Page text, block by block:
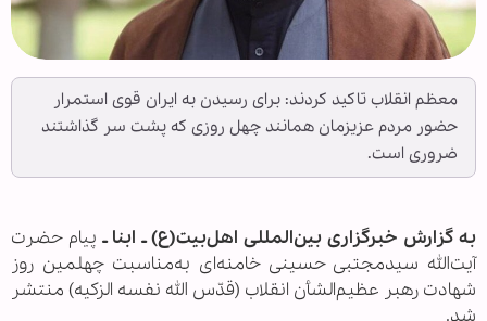
معظم انقلاب تاکید کردند: برای رسیدن به ایران قوی استمرار
حضور مردم عزیزمان همانند چهل روزی که پشت سر گذاشتند
ضروری است.
به گزارش خبرگزاری بین‌المللی اهل‌بیت(ع) ـ ابنا ـ پیام حضرت
آیت‌الله سیدمجتبی حسینی خامنه‌ای به‌مناسبت چهلمین روز
شهادت رهبر عظیم‌الشأن انقلاب (قدّس الله نفسه الزکیه) منتشر